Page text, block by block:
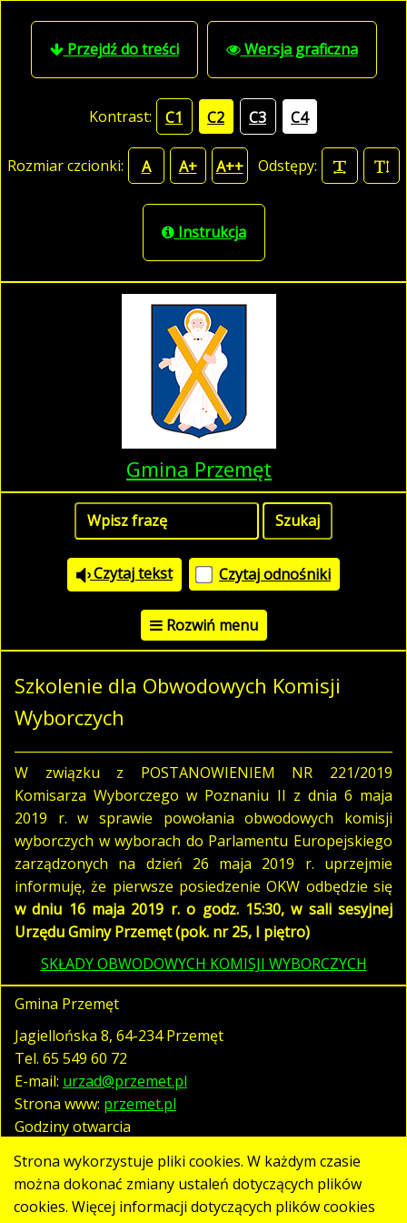
Przejdź do treści Wersja graficzna
Kontrast: C1 C2 C3 C4
Rozmiar czcionki: A A+ A++ Odstępy:
Instrukcja
Gmina Przemęt
Czytaj tekst Czytaj odnośniki
Rozwiń menu
Szkolenie dla Obwodowych Komisji
Wyborczych
W związku z POSTANOWIENIEM NR 221/2019
Komisarza Wyborczego w Poznaniu II z dnia 6 maja
2019 r. w sprawie powołania obwodowych komisji
wyborczych w wyborach do Parlamentu Europejskiego
zarządzonych na dzień 26 maja 2019 r. uprzejmie
informuję, że pierwsze posiedzenie OKW odbędzie się
w dniu 16 maja 2019 r. o godz. 15:30, w sali sesyjnej
Urzędu Gminy Przemęt (pok. nr 25, I piętro)
SKŁADY OBWODOWYCH KOMISJI WYBORCZYCH
Gmina Przemęt
Jagiellońska 8, 64-234 Przemęt
Tel. 65 549 60 72
E-mail: urzad@przemet.pl
Strona www: przemet.pl
Godziny otwarcia
pn. - pt. 07:30 - 15:30
Polityka prywatności
Strona wykorzystuje pliki cookies. W każdym czasie
można dokonać zmiany ustaleń dotyczących plików
cookies. Więcej informacji dotyczących plików cookies